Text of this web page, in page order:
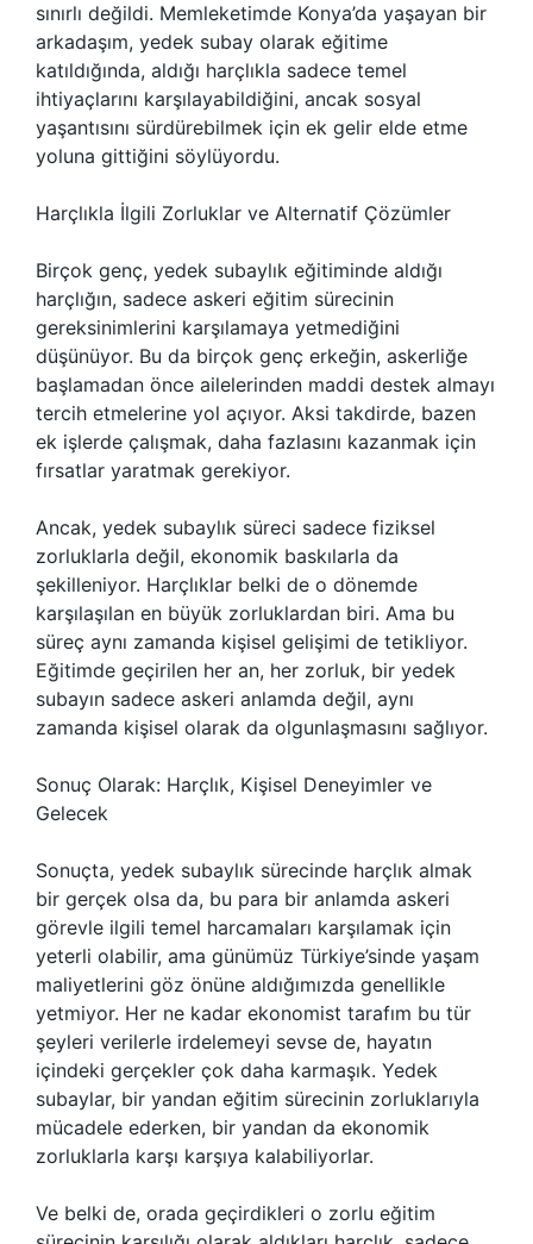
sınırlı değildi. Memleketimde Konya’da yaşayan bir
arkadaşım, yedek subay olarak eğitime
katıldığında, aldığı harçlıkla sadece temel
ihtiyaçlarını karşılayabildiğini, ancak sosyal
yaşantısını sürdürebilmek için ek gelir elde etme
yoluna gittiğini söylüyordu.
Harçlıkla İlgili Zorluklar ve Alternatif Çözümler
Birçok genç, yedek subaylık eğitiminde aldığı
harçlığın, sadece askeri eğitim sürecinin
gereksinimlerini karşılamaya yetmediğini
düşünüyor. Bu da birçok genç erkeğin, askerliğe
başlamadan önce ailelerinden maddi destek almayı
tercih etmelerine yol açıyor. Aksi takdirde, bazen
ek işlerde çalışmak, daha fazlasını kazanmak için
fırsatlar yaratmak gerekiyor.
Ancak, yedek subaylık süreci sadece fiziksel
zorluklarla değil, ekonomik baskılarla da
şekilleniyor. Harçlıklar belki de o dönemde
karşılaşılan en büyük zorluklardan biri. Ama bu
süreç aynı zamanda kişisel gelişimi de tetikliyor.
Eğitimde geçirilen her an, her zorluk, bir yedek
subayın sadece askeri anlamda değil, aynı
zamanda kişisel olarak da olgunlaşmasını sağlıyor.
Sonuç Olarak: Harçlık, Kişisel Deneyimler ve
Gelecek
Sonuçta, yedek subaylık sürecinde harçlık almak
bir gerçek olsa da, bu para bir anlamda askeri
görevle ilgili temel harcamaları karşılamak için
yeterli olabilir, ama günümüz Türkiye’sinde yaşam
maliyetlerini göz önüne aldığımızda genellikle
yetmiyor. Her ne kadar ekonomist tarafım bu tür
şeyleri verilerle irdelemeyi sevse de, hayatın
içindeki gerçekler çok daha karmaşık. Yedek
subaylar, bir yandan eğitim sürecinin zorluklarıyla
mücadele ederken, bir yandan da ekonomik
zorluklarla karşı karşıya kalabiliyorlar.
Ve belki de, orada geçirdikleri o zorlu eğitim